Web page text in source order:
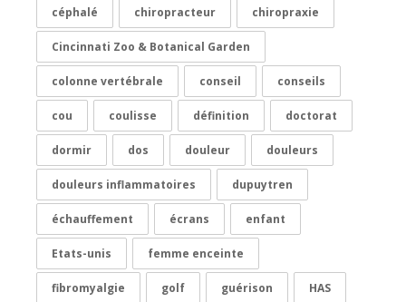
céphalé chiropracteur chiropraxie
Cincinnati Zoo & Botanical Garden
colonne vertébrale conseil conseils
cou coulisse définition doctorat
dormir dos douleur douleurs
douleurs inflammatoires dupuytren
échauffement écrans enfant
Etats-unis femme enceinte
fibromyalgie golf guérison HAS